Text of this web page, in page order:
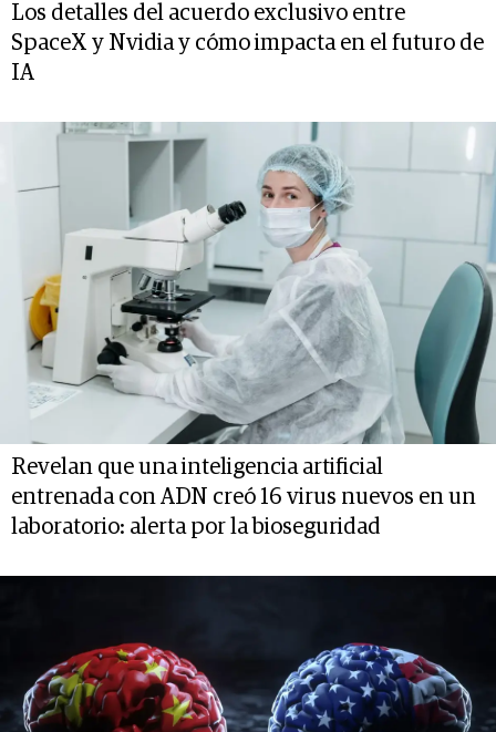
Los detalles del acuerdo exclusivo entre
SpaceX y Nvidia y cómo impacta en el futuro de
IA
Revelan que una inteligencia artificial
entrenada con ADN creó 16 virus nuevos en un
laboratorio: alerta por la bioseguridad